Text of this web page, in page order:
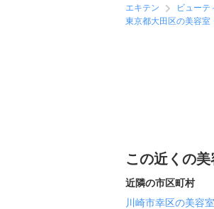
エキテン
ビューテ
東京都大田区の美容室
この近くの
近隣の市区町村
川崎市幸区の美容